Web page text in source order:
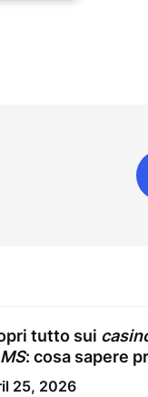
tutto sui
: cosa sapere
25, 2026